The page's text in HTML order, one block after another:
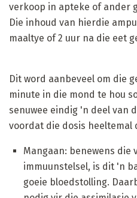
verkoop in apteke of ander
Die inhoud van hierdie
maaltye of 2 uur na die eet
Dit word aanbeveel om die
minute in die mond te hou
senuwee eindig 'n deel van
voordat die dosis heeltemal
Mangaan: benewens die
immuunstelsel, is dit 'n
goeie bloedstolling.